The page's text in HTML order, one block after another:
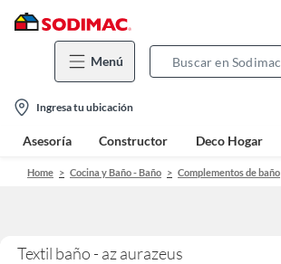
Menú
location-
icon
Ingresa tu ubicación
Asesoría Constructor Deco Hogar
Home Cocina y Baño - Baño Complementos de baño
Textil baño - az aurazeus